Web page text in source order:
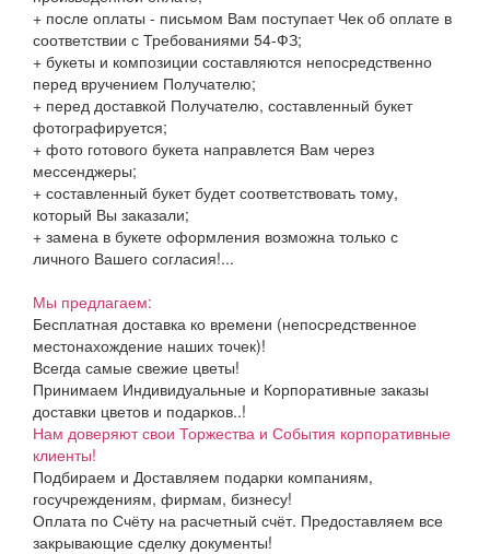
+ после оплаты - письмом Вам поступает Чек об оплате в
соответствии с Требованиями 54-ФЗ;
+ букеты и композиции составляются непосредственно
перед вручением Получателю;
+ перед доставкой Получателю, составленный букет
фотографируется;
+ фото готового букета направлется Вам через
мессенджеры;
+ составленный букет будет соответствовать тому,
который Вы заказали;
+ замена в букете оформления возможна только с
личного Вашего согласия!...
Мы предлагаем:
Бесплатная доставка ко времени (непосредственное
местонахождение наших точек)!
Всегда самые свежие цветы!
Принимаем Индивидуальные и Корпоративные заказы
доставки цветов и подарков..!
Нам доверяют свои Торжества и События корпоративные
клиенты!
Подбираем и Доставляем подарки компаниям,
госучреждениям, фирмам, бизнесу!
Оплата по Счёту на расчетный счёт. Предоставляем все
закрывающие сделку документы!